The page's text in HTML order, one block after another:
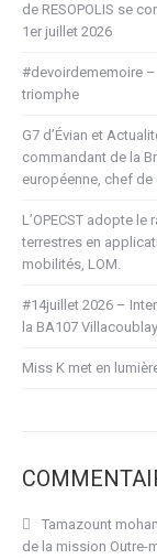
de RESOPOLIS se
1er juillet 2026
#devoirdememoire –
triomphe
G7 d’Évian et
commandant de la
européenne, chef de
L’OPECST adopte
terrestres en
mobilités, LOM.
#14juillet 2026 –
la BA107
Miss K met en
Tamazount
de la mission Outre-